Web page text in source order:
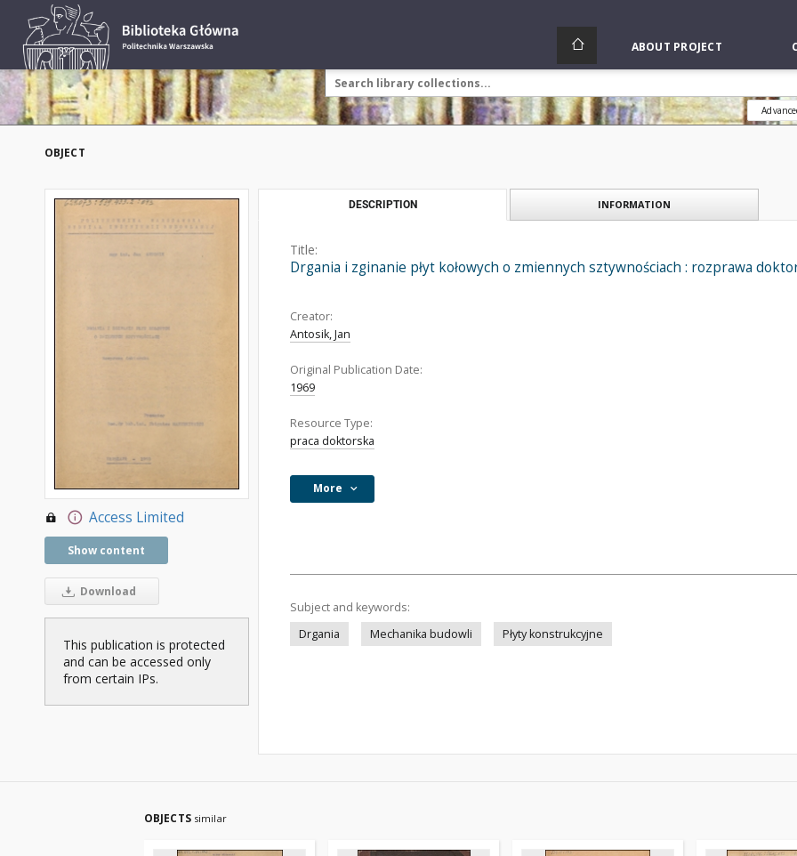
ABOUT PROJECT
OBJECT
Access Limited
Show content
Download
This publication is protected
and can be accessed only
from certain IPs.
DESCRIPTION INFORMATION
Title:
Drgania i zginanie płyt kołowych o zmiennych sztywnościach : rozprawa
Creator:
Antosik, Jan
Original Publication Date:
1969
Resource Type:
praca doktorska
More
Subject and keywords:
Drgania
Mechanika budowli Płyty konstrukcyjne
OBJECTS similar